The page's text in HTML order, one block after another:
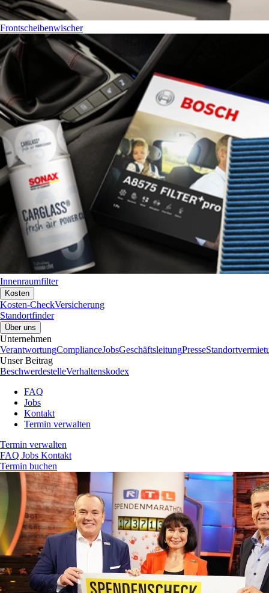
Frontscheibenwischer
Innenraumfilter
Kosten
Kosten-CheckVersicherung
Standortfinder
Über uns
Unternehmen
VerantwortungComplianceJobsGeschäftsleitungPresse
Unser Beitrag
BeschwerdestelleVerhaltenskodex
FAQ
Jobs
Kontakt
Termin verwalten
Termin verwalten
FAQ Jobs Kontakt
Termin buchen